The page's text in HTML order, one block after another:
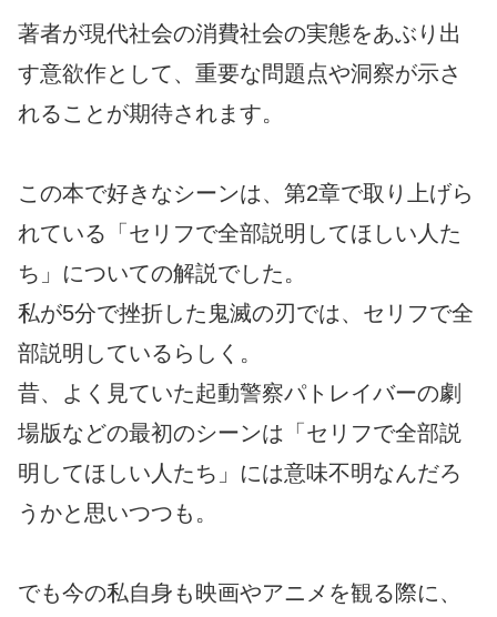
著者が現代社会の消費社会の実態をあぶり出
す意欲作として、重要な問題点や洞察が示さ
れることが期待されます。
この本で好きなシーンは、第2章で取り上げら
れている「セリフで全部説明してほしい人た
ち」についての解説でした。
私が5分で挫折した鬼滅の刃では、セリフで全
部説明しているらしく。
昔、よく見ていた起動警察パトレイバーの劇
場版などの最初のシーンは「セリフで全部説
明してほしい人たち」には意味不明なんだろ
うかと思いつつも。
でも今の私自身も映画やアニメを観る際に、